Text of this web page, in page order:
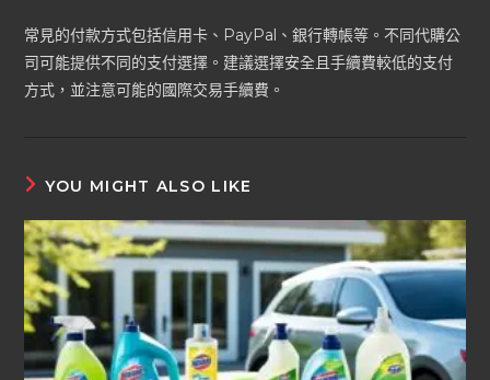
常見的付款方式包括信用卡、PayPal、銀行轉帳等。不同代購公
司可能提供不同的支付選擇。建議選擇安全且手續費較低的支付
方式，並注意可能的國際交易手續費。
YOU MIGHT ALSO LIKE